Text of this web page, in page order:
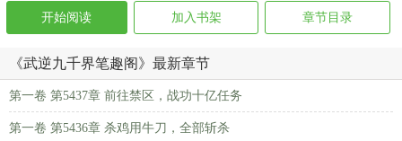
开始阅读 加入书架 章节目录
《武逆九千界笔趣阁》最新章节
第一卷 第5437章 前往禁区，战功十亿任务
第一卷 第5436章 杀鸡用牛刀，全部斩杀